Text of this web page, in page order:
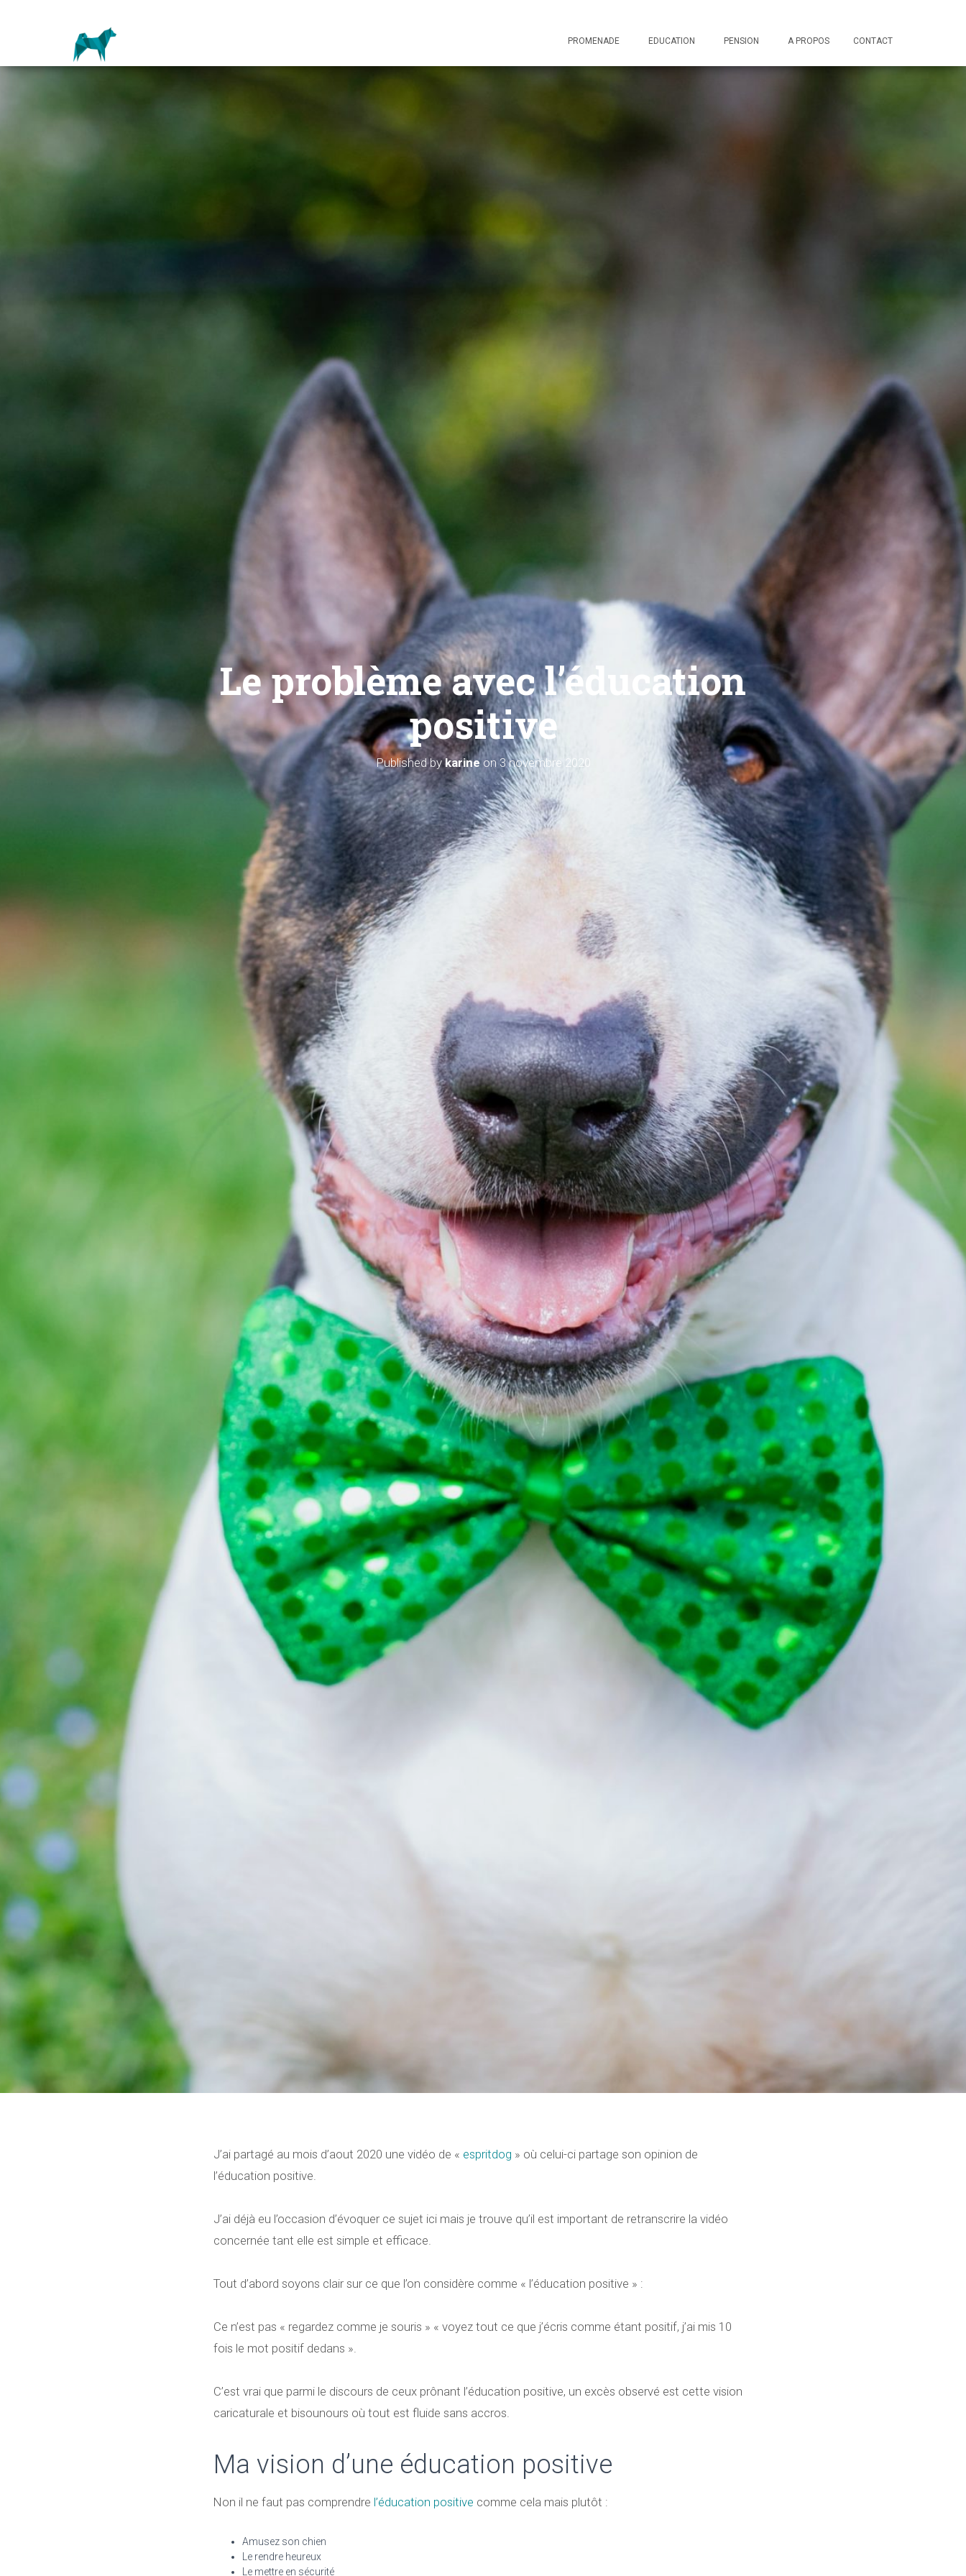
PROMENADE EDUCATION PENSION A PROPOS CONTACT
Le problème avec l’éducation
positive
Published bykarineon3 novembre 2020
J’ai partagé au mois d’aout 2020 une vidéo de « espritdog » où celui-ci partage son opinion de
l’éducation positive.
J’ai déjà eu l’occasion d’évoquer ce sujet ici mais je trouve qu’il est important de retranscrire la vidéo
concernée tant elle est simple et efficace.
Tout d’abord soyons clair sur ce que l’on considère comme « l’éducation positive » :
Ce n’est pas « regardez comme je souris » « voyez tout ce que j’écris comme étant positif, j’ai mis 10
fois le mot positif dedans ».
C’est vrai que parmi le discours de ceux prônant l’éducation positive, un excès observé est cette vision
caricaturale et bisounours où tout est fluide sans accros.
Ma vision d’une éducation positive
Non il ne faut pas comprendre l’éducation positive comme cela mais plutôt :
Amusez son chien
Le rendre heureux
Le mettre en sécurité